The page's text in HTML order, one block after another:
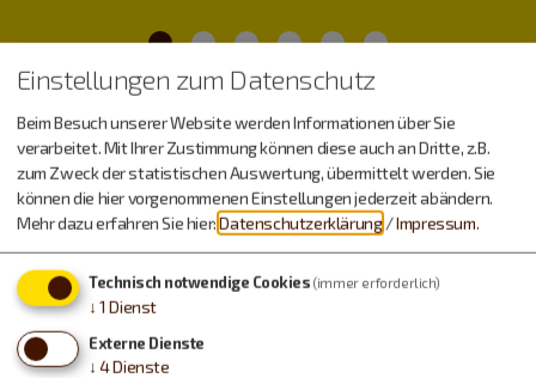
Wetter
Sonntag, 09.08.
14 - 34 °C
Einstellungen zum Datenschutz
Beim Besuch unserer Website werden Informationen über Sie
verarbeitet. Mit Ihrer Zustimmung können diese auch an Dritte, z.B.
zum Zweck der statistischen Auswertung, übermittelt werden. Sie
können die hier vorgenommenen Einstellungen jederzeit abändern.
Mehr dazu erfahren Sie hier:Datenschutzerklärung /Impressum.
Technisch notwendige Cookies (immer erforderlich)
↓ 1 Dienst
Externe Dienste
↓ 4Dienste